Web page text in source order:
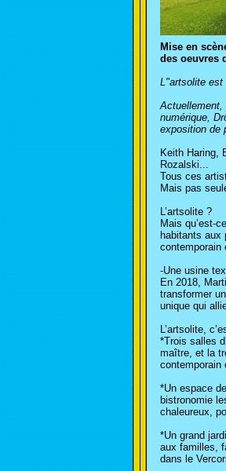
Mise en
des oeuvres
L"artsolite est
Actuellement,
numérique,
exposition de
Keith Haring,
Rozalski...
Tous ces
Mais pas
L’artsolite ?
Mais qu’est-
habitants aux
contemporain
-Une usine
En 2018,
transformer
unique qui
L’artsolite,
*Trois salles
maître, et la
contemporain
*Un espace
bistronomie
chaleureux,
*Un grand
aux familles,
dans le